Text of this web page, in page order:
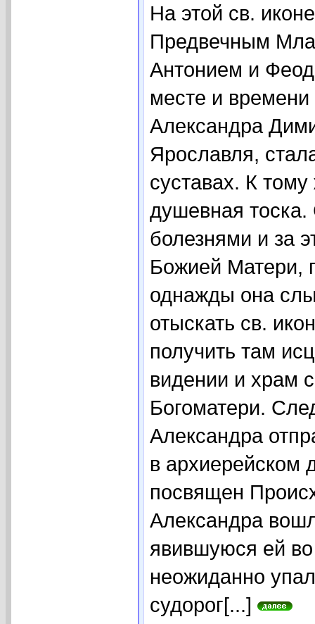
На этой св.
Предвечным
Антонием и
месте и
Александра
Ярославля,
суставах. К
душевная
болезнями и за
Божией Матери,
однажды она
отыскать св.
получить там
видении и храм
Богоматери.
Александра
в архиерейском
посвящен
Александра
явившуюся ей во
неожиданно
судорог[...]